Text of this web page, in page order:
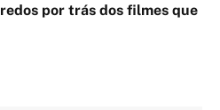
por trás dos filmes que